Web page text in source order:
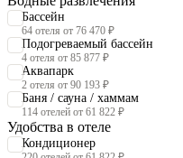
Бассейн
64 отеля от 76 470 ₽
Подогреваемый бассейн
4 отеля от 85 877 ₽
Аквапарк
2 отеля от 90 193 ₽
Баня / сауна / хаммам
114 отелей от 61 822 ₽
Удобства в отеле
Кондиционер